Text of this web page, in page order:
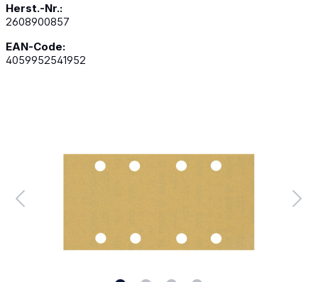
Herst.-Nr.:
2608900857
EAN-Code:
4059952541952